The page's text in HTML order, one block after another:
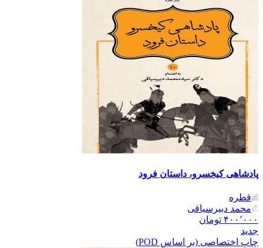
پادشاهی کیخسرو، داستان فرود
قطره
محمد دبیرسیاقی
۴۰۰٬۰۰۰ تومان
جدید
چاپ اختصاصی (بر اساس POD)